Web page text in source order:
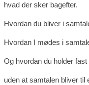
hvad der sker bagefter.
Hvordan du bliver i
Hvordan I mødes i
Og hvordan du holder
uden at samtalen bliver til